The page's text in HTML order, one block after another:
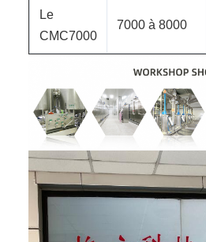
Le
CMC7000
7000 à 8000